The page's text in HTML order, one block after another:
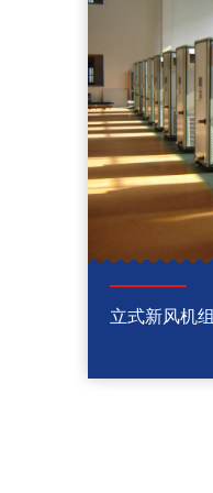
立式新风机组